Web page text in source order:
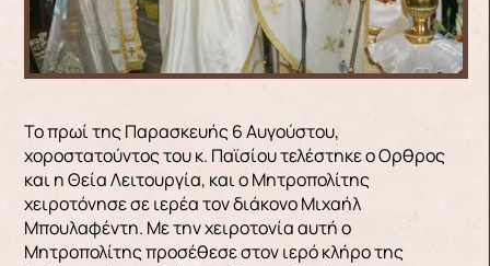
Το πρωί της Παρασκευής 6 Αυγούστου,
χοροστατούντος του κ. Παϊσίου τελέστηκε ο Ορθρος
και η Θεία Λειτουργία, και ο Μητροπολίτης
χειροτόνησε σε ιερέα τον διάκονο Μιχαήλ
Μπουλαφέντη. Με την χειροτονία αυτή ο
Μητροπολίτης προσέθεσε στον ιερό κλήρο της